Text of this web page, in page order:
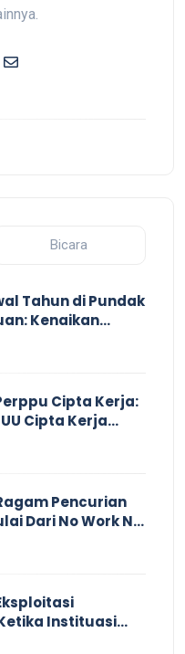
Bicara
Tahun di Pundak
Kenaikan
Ancaman
Cipta Kerja:
Cipta Kerja
Buruh
Pencurian
Dari No Work No
Instituasi
pada Hilir